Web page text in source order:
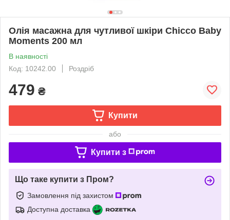
Олія масажна для чутливої шкіри Chicco Baby
Moments 200 мл
В наявності
Код: 10242.00
Роздріб
479 ₴
Купити
або
Купити з
Що таке купити з Пром?
Замовлення під захистом
Доступна доставка